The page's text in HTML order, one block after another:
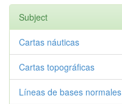
Subject
Cartas náuticas
Cartas topográficas
Líneas de bases normales